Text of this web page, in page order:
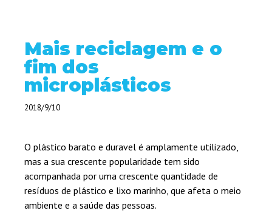
Mais reciclagem e o
fim dos
microplásticos
2018/9/10
O plástico barato e duravel é amplamente utilizado,
mas a sua crescente popularidade tem sido
acompanhada por uma crescente quantidade de
resíduos de plástico e lixo marinho, que afeta o meio
ambiente e a saúde das pessoas.